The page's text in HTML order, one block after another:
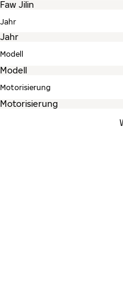
Jahr
Modell
Motorisierung